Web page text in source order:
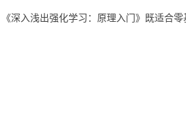
深入浅出强化学习：原理入门》既适合